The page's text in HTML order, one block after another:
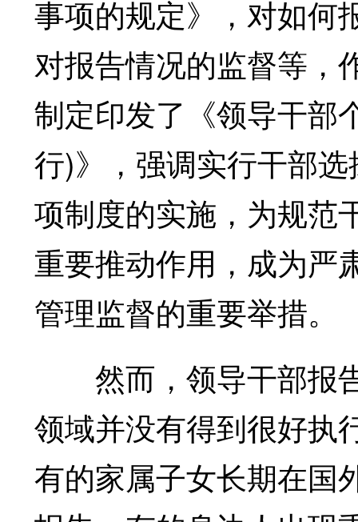
事项的规定》，对如何
对报告情况的监督等，
制定印发了《领导干部
行)》，强调实行干部
项制度的实施，为规范
重要推动作用，成为严
管理监督的重要举措。
然而，领导干部报
领域并没有得到很好执
有的家属子女长期在国